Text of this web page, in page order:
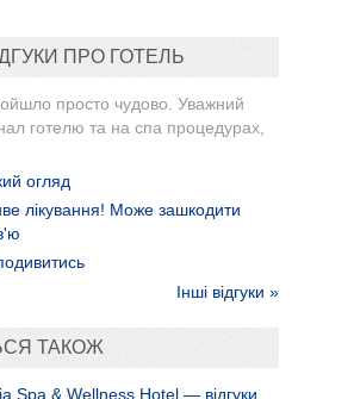
ПРО ГОТЕЛЬ
просто чудово. Уважний
готелю та на спа процедурах,
огляд
лікування! Може зашкодити
Інші відгуки »
ТАКОЖ
Spa & Wellness Hotel — відгуки